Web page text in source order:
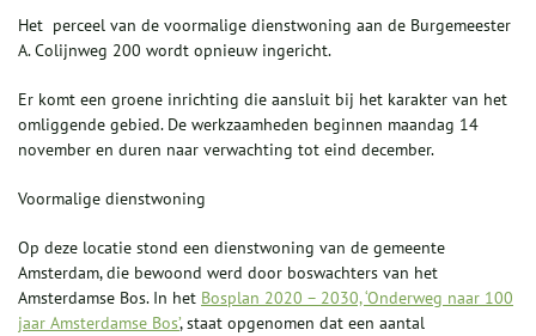
Het perceel van de voormalige dienstwoning aan de Burgemeester
A. Colijnweg 200 wordt opnieuw ingericht.
Er komt een groene inrichting die aansluit bij het karakter van het
omliggende gebied. De werkzaamheden beginnen maandag 14
november en duren naar verwachting tot eind december.
Voormalige dienstwoning
Op deze locatie stond een dienstwoning van de gemeente
Amsterdam, die bewoond werd door boswachters van het
Amsterdamse Bos. In het Bosplan 2020 – 2030, ‘Onderweg naar 100
jaar Amsterdamse Bos’, staat opgenomen dat een aantal